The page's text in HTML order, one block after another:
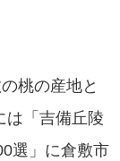
桃の産地と
は「吉備丘陵
選」に倉敷市